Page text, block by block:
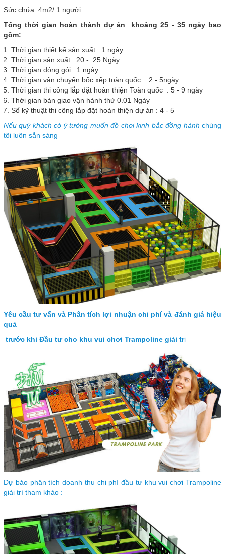
Sức chứa: 4m2/ 1 người
Tổng thời gian hoàn thành dự án khoảng 25 - 35 ngày bao
gồm:
Thời gian thiết kế sản xuất : 1 ngày
Thời gian sản xuất : 20 - 25 Ngày
Thời gian đóng gói : 1 ngày
Thời gian vận chuyển bốc xếp toàn quốc : 2 - 5ngày
Thời gian thi công lắp đặt hoàn thiện Toàn quốc : 5 - 9 ngày
Thời gian bàn giao vận hành thử 0.01 Ngày
Số kỹ thuật thi công lắp đặt hoàn thiện dự án : 4 - 5
Nếu quý khách có ý tưởng muốn đồ chơi kinh bắc đồng hành chúng
tôi luôn sẵn sàng
Yêu cầu tư vấn và Phân tích lợi nhuận chi phí và đánh giá hiệu
quả
trước khi Đầu tư cho khu vui chơi Trampoline giải tri
Dự báo phân tích doanh thu chi phí đầu tư khu vui chơi Trampoline
giải trí tham khảo :